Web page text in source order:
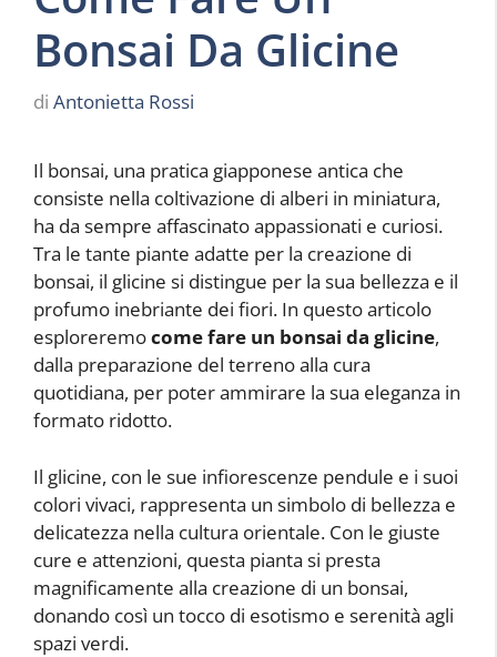
Bonsai Da Glicine
di Antonietta Rossi
Il bonsai, una pratica giapponese antica che
consiste nella coltivazione di alberi in miniatura,
ha da sempre affascinato appassionati e curiosi.
Tra le tante piante adatte per la creazione di
bonsai, il glicine si distingue per la sua bellezza e il
profumo inebriante dei fiori. In questo articolo
esploreremocome fare un bonsai da glicine,
dalla preparazione del terreno alla cura
quotidiana, per poter ammirare la sua eleganza in
formato ridotto.
Il glicine, con le sue infiorescenze pendule e i suoi
colori vivaci, rappresenta un simbolo di bellezza e
delicatezza nella cultura orientale. Con le giuste
cure e attenzioni, questa pianta si presta
magnificamente alla creazione di un bonsai,
donando così un tocco di esotismo e serenità agli
spazi verdi.